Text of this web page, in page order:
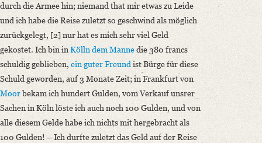
durch die Armee hin; niemand that mir etwas zu Leide
und ich habe die Reise zuletzt so geschwind als möglich
zurückgelegt, [2] nur hat es mich sehr viel Geld
gekostet. Ich bin inKöllndem Mannedie 380 francs
schuldig geblieben, ein guter Freund ist Bürge für diese
Schuld geworden, auf 3 Monate Zeit; in Frankfurt von
Moorbekam ich hundert Gulden, vom Verkauf unsrer
Sachen in Köln löste ich auch noch 100 Gulden, und von
alle diesem Gelde habe ich nichts mit hergebracht als
100 Gulden! – Ich durfte zuletzt das Geld auf der Reise